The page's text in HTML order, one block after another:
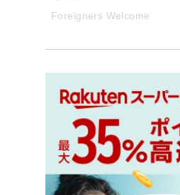
Foreigners Welcome